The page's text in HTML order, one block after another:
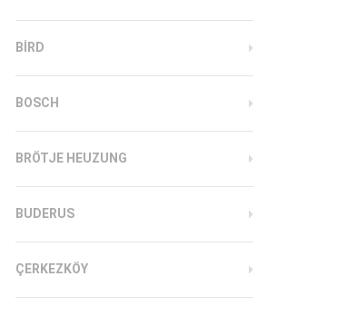
BIRD
BOSCH
BRÖTJE HEUZUNG
BUDERUS
ÇERKEZKÖY